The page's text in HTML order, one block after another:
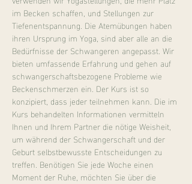
im Becken schaffen, und Stellungen zur
Tiefenentspannung. Die Atemübungen haben
ihren Ursprung im Yoga, sind aber alle an die
Bedürfnisse der Schwangeren angepasst. Wir
bieten umfassende Erfahrung und gehen auf
schwangerschaftsbezogene Probleme wie
Beckenschmerzen ein. Der Kurs ist so
konzipiert, dass jeder teilnehmen kann. Die im
Kurs behandelten Informationen vermitteln
Ihnen und Ihrem Partner die nötige Weisheit,
um während der Schwangerschaft und der
Geburt selbstbewusste Entscheidungen zu
treffen. Benötigen Sie jede Woche einen
Moment der Ruhe, möchten Sie über die